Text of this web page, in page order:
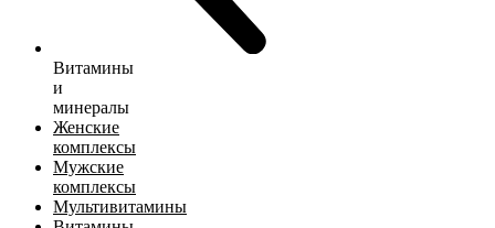
Витамины
и
минералы
Женские
комплексы
Мужские
комплексы
Мультивитамины